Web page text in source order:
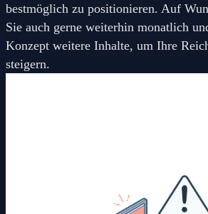
bestmöglich zu positionieren. Auf
Sie auch gerne weiterhin monatlich
Konzept weitere Inhalte, um Ihre
steigern.